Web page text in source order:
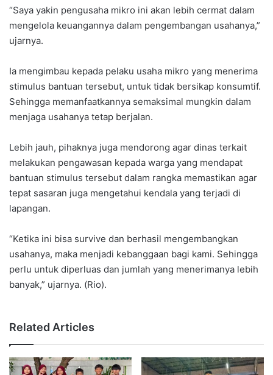
“Saya yakin pengusaha mikro ini akan lebih cermat dalam
mengelola keuangannya dalam pengembangan usahanya,”
ujarnya.
Ia mengimbau kepada pelaku usaha mikro yang menerima
stimulus bantuan tersebut, untuk tidak bersikap konsumtif.
Sehingga memanfaatkannya semaksimal mungkin dalam
menjaga usahanya tetap berjalan.
Lebih jauh, pihaknya juga mendorong agar dinas terkait
melakukan pengawasan kepada warga yang mendapat
bantuan stimulus tersebut dalam rangka memastikan agar
tepat sasaran juga mengetahui kendala yang terjadi di
lapangan.
“Ketika ini bisa survive dan berhasil mengembangkan
usahanya, maka menjadi kebanggaan bagi kami. Sehingga
perlu untuk diperluas dan jumlah yang menerimanya lebih
banyak,” ujarnya. (Rio).
Related Articles